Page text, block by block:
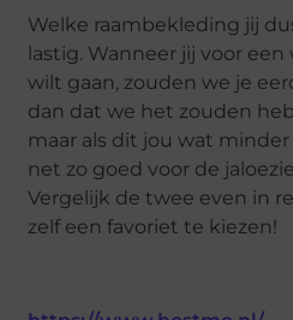
Welke raambekleding jij
lastig. Wanneer jij voor
wilt gaan, zouden we je
dan dat we het zouden
maar als dit jou wat
net zo goed voor de
Vergelijk de twee even in
zelf een favoriet te kiezen!